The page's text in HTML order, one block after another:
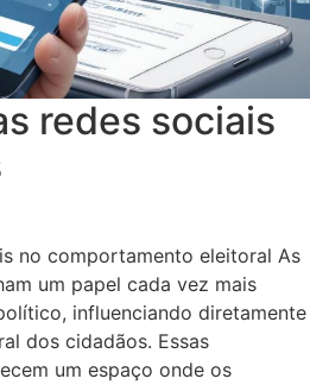
redes sociais
no comportamento eleitoral As
um papel cada vez mais
influenciando diretamente
dos cidadãos. Essas
um espaço onde os